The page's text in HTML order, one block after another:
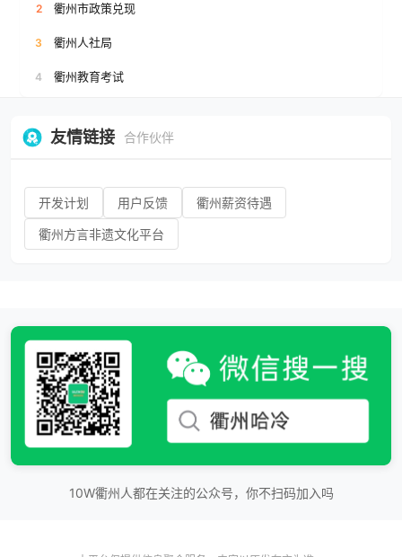
2 衢州市政策兑现
3 衢州人社局
4 衢州教育考试
友情链接 合作伙伴
开发计划 用户反馈 衢州薪资待遇
衢州方言非遗文化平台
10W衢州人都在关注的公众号，你不扫码加入吗